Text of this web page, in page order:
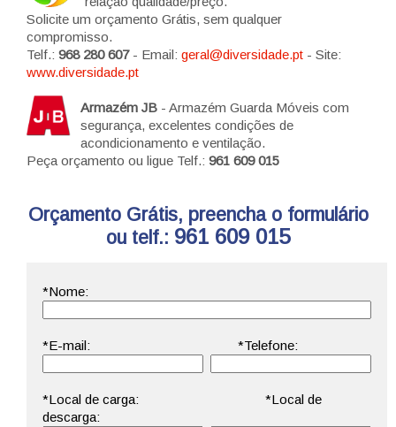
Solicite um orçamento Grátis, sem qualquer
compromisso.
Telf.: 968 280 607- Email: geral@diversidade.pt - Site:
www.diversidade.pt
Armazém JB - Armazém Guarda Móveis com
segurança, excelentes condições de
acondicionamento e ventilação.
Peça orçamento ou ligue Telf.: 961 609 015
Orçamento Grátis, preencha o formulário
ou telf.: 961 609 015